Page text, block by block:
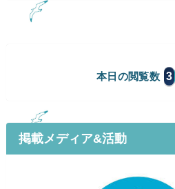
本日の閲覧数 3
掲載メディア&活動